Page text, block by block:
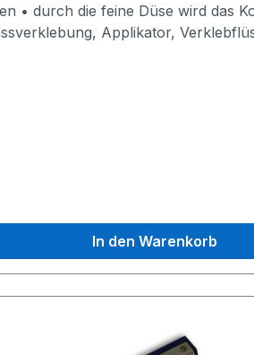
• durch die feine Düse wird das
Applikator,
In den Warenkorb